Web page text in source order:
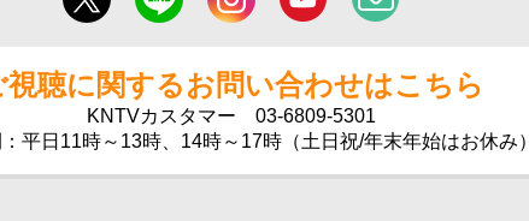
視聴に関するお問い合わせはこちら
KNTVカスタマー 03-6809-5301
平日11時～13時、14時～17時（土日祝/年末年始はお休み）